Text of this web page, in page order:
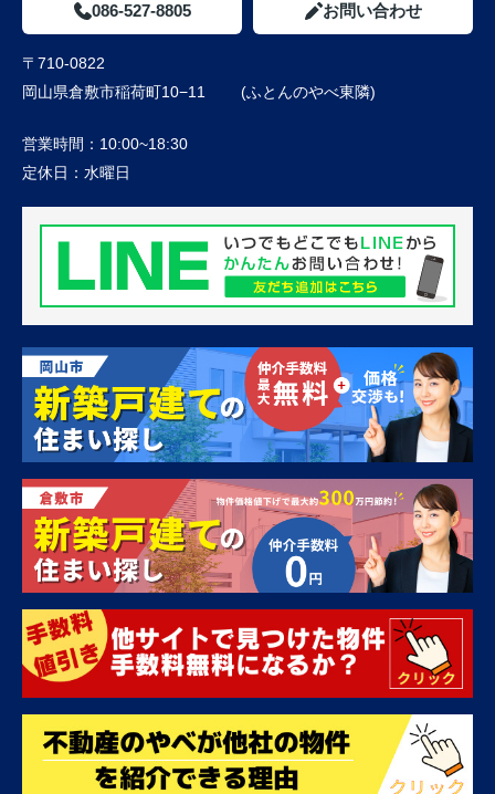
086-527-8805 お問い合わせ
〒710-0822
岡山県倉敷市稲荷町10−11 (ふとんのやべ東隣)
営業時間： 10:00~18:30
定休日： 水曜日